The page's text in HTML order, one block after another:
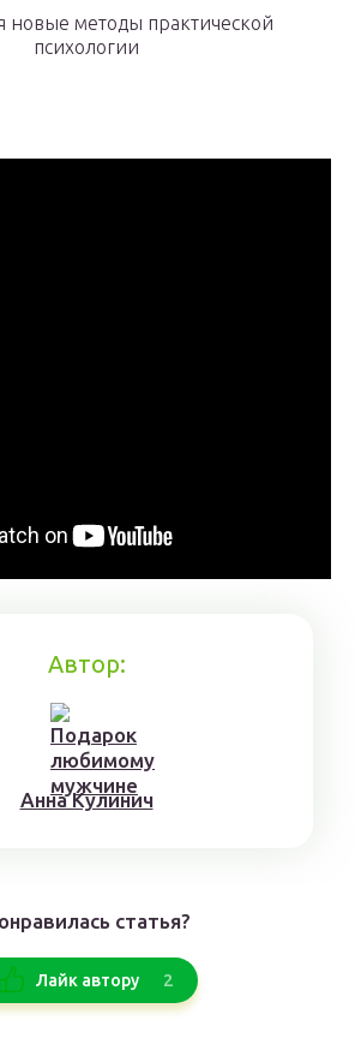
новые методы практической
психологии
Автор:
Aннa Kyлинич
статья?
Лайк автору 2